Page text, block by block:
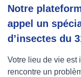
Notre
appel un
d’insectes du
Votre lieu de vie est
rencontre un